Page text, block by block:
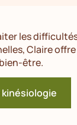
les
Claire
être.